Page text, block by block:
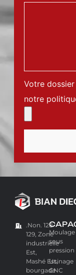
Votre
notre
.Non. 128-
129, Zone
industrielle
Est,
Mashé Est,
bourgade
Moulage
sous
pression
Usinage
CNC